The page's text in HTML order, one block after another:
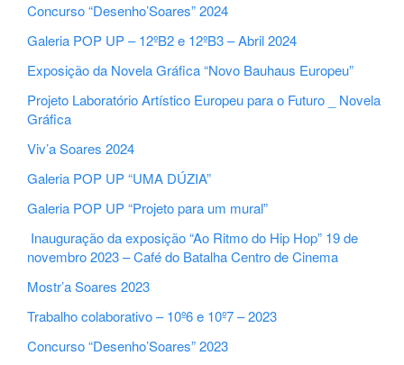
Concurso “Desenho’Soares” 2024
Galeria POP UP – 12ºB2 e 12ºB3 – Abril 2024
Exposição da Novela Gráfica “Novo Bauhaus Europeu”
Projeto Laboratório Artístico Europeu para o Futuro _ Novela
Gráfica
Viv’a Soares 2024
Galeria POP UP “UMA DÚZIA”
Galeria POP UP “Projeto para um mural”
Inauguração da exposição “Ao Ritmo do Hip Hop” 19 de
novembro 2023 – Café do Batalha Centro de Cinema
Mostr’a Soares 2023
Trabalho colaborativo – 10º6 e 10º7 – 2023
Concurso “Desenho’Soares” 2023